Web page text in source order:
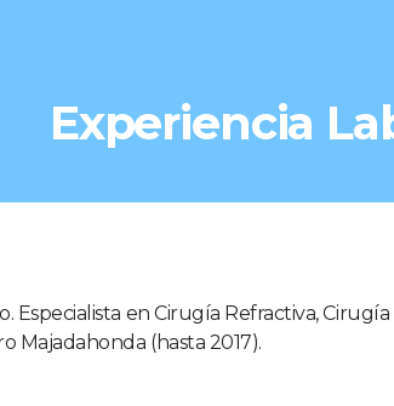
Experiencia
Especialista en Cirugía Refractiva, Cirugía
Majadahonda (hasta 2017).